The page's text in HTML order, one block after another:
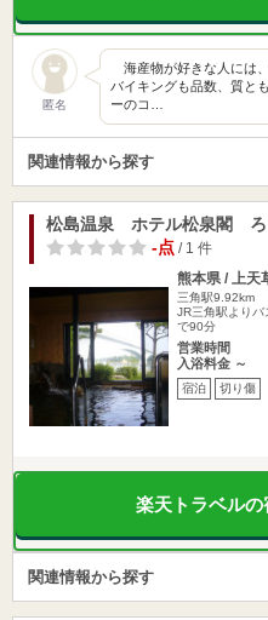
匿名
海産物が好きな人には
バイキングも品数、質と
ーのコ…
関連情報から探す
松島温泉 ホテル松泉閣 ろ
-点/ 1 件
熊本県 / 上天
三角駅9.92km
JR三角駅より
で90分
営業時間
入浴料金 ～
宿泊 切り傷
楽天トラベル
関連情報から探す